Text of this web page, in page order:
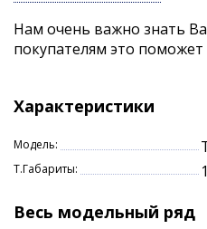
Нам очень важно знать
покупателям это
Характеристики
Модель:
Т.Габариты:
Весь модельный ряд